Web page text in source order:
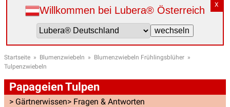
X
Willkommen bei Lubera® Österreich
Startseite » Blumenzwiebeln » Blumenzwiebeln Frühlingsblüher »
Tulpenzwiebeln
Papageien Tulpen
> Gärtnerwissen> Fragen & Antworten